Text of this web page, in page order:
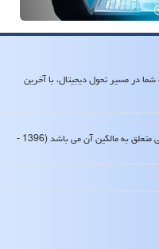
در مسیر تحول دیجیتال، با آخرین
ict-pars.ir - مالکیت معنوی سایت پارس آی سی تی متعلق به مالکین آن می باشد (1396 -